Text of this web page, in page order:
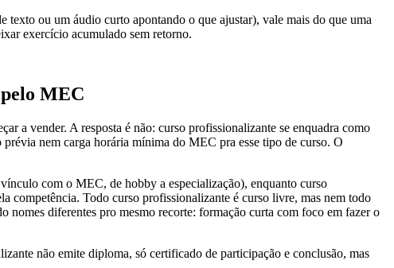
ou um áudio curto apontando o que ajustar), vale mais do que uma
exercício acumulado sem retorno.
MEC
a vender. A resposta é não: curso profissionalizante se enquadra como
nem carga horária mínima do MEC pra esse tipo de curso. O
com o MEC, de hobby a especialização), enquanto curso
competência. Todo curso profissionalizante é curso livre, mas nem todo
nomes diferentes pro mesmo recorte: formação curta com foco em fazer o
não emite diploma, só certificado de participação e conclusão, mas